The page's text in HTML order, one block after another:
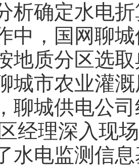
析确定水电
中，国网聊
地质分区选
城市农业灌
聊城供电公
经理深入现
水电监测信